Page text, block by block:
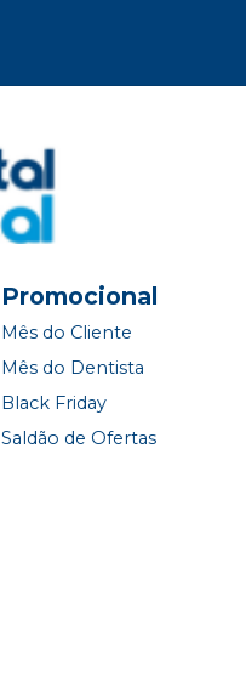
Promocional
Mês do Cliente
Mês do Dentista
Black Friday
Saldão de Ofertas